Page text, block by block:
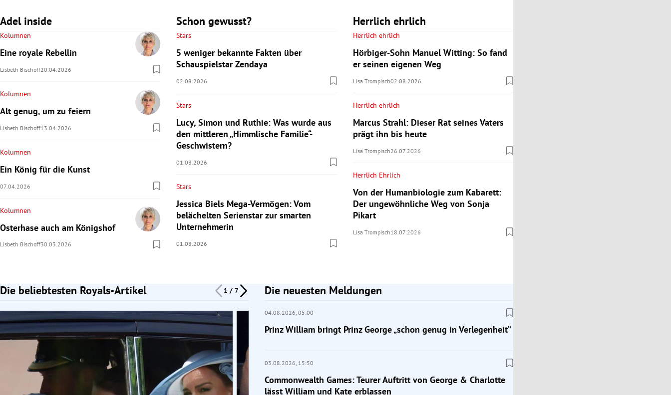
Adel inside
Kolumnen
Eine royale Rebellin
Lisbeth Bischoff20.04.2026
Kolumnen
Alt genug, um zu feiern
Lisbeth Bischoff13.04.2026
Kolumnen
Ein König für die Kunst
07.04.2026
Kolumnen
Osterhase auch am Königshof
Lisbeth Bischoff30.03.2026
Schon gewusst?
Stars
5 weniger bekannte Fakten über
Schauspielstar Zendaya
02.08.2026
Stars
Lucy, Simon und Ruthie: Was wurde aus
den mittleren „Himmlische Familie“-
Geschwistern?
01.08.2026
Stars
Jessica Biels Mega-Vermögen: Vom
belächelten Serienstar zur smarten
Unternehmerin
01.08.2026
Herrlich ehrlich
Herrlich ehrlich
Hörbiger-Sohn Manuel Witting: So fand
er seinen eigenen Weg
Lisa Trompisch02.08.2026
Herrlich ehrlich
Marcus Strahl: Dieser Rat seines Vaters
prägt ihn bis heute
Lisa Trompisch26.07.2026
Herrlich Ehrlich
Von der Humanbiologie zum Kabarett:
Der ungewöhnliche Weg von Sonja
Pikart
Lisa Trompisch18.07.2026
Die beliebtesten Royals-Artikel 1 / 7
Slide 1 von 7 Die neuesten Meldungen
04.08.2026, 05:00
Prinz William bringt Prinz George „schon genug in Verlegenheit“
03.08.2026, 15:50
Commonwealth Games: Teurer Auftritt von George & Charlotte
lässt William und Kate erblassen